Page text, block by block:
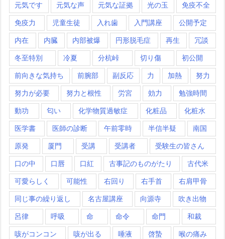
元気です 元気な声 元気な証拠 光の玉 免疫不全
免疫力 児童生徒 入れ歯 入門講座 公開予定
内在 内臓 内部被爆 円形脱毛症 再生 冗談
冬至特別 冷夏 分杭峠 切り傷 初公開
前向きな気持ち 前腕部 副反応 力 加熱 努力
努力が必要 努力と根性 労宮 効力 勉強時間
動功 匂い 化学物質過敏症 化粧品 化粧水
医学書 医師の診断 午前零時 半信半疑 南国
原発 厦門 受講 受講者 受験生の皆さん
口の中 口唇 口紅 古事記のものがたり 古代米
可愛らしく 可能性 右回り 右手首 右肩甲骨
同じ事の繰り返し 名古屋講座 向源寺 吹き出物
呂律 呼吸 命 命令 命門 和裁
咳がコンコン 咳が出る 唾液 啓蟄 喉の痛み